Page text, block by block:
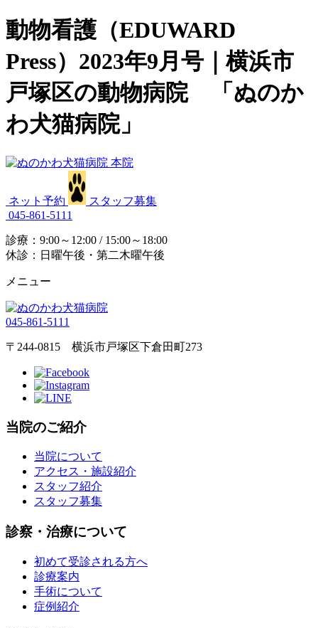
動物看護（EDUWARD
Press）2023年9月号｜横浜市
戸塚区の動物病院 「ぬのか
わ犬猫病院」
ネット予約
スタッフ募集
045-861-5111
診療：9:00～12:00 / 15:00～18:00
休診：日曜午後・第二木曜午後
メニュー
045-861-5111
〒244-0815 横浜市戸塚区下倉田町273
当院のご紹介
当院について
アクセス・施設紹介
スタッフ紹介
スタッフ募集
診察・治療について
初めて受診される方へ
診療案内
手術について
症例紹介